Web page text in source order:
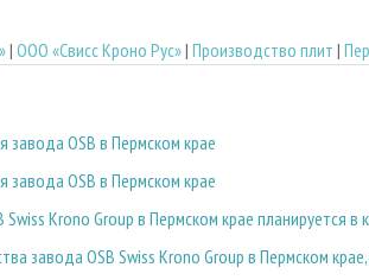
| ООО «Свисс Кроно Рус»| Производство плит |
завода OSB в Пермском крае
завода OSB в Пермском крае
Krono Group в Пермском крае планируется в
завода OSB Swiss Krono Group в Пермском